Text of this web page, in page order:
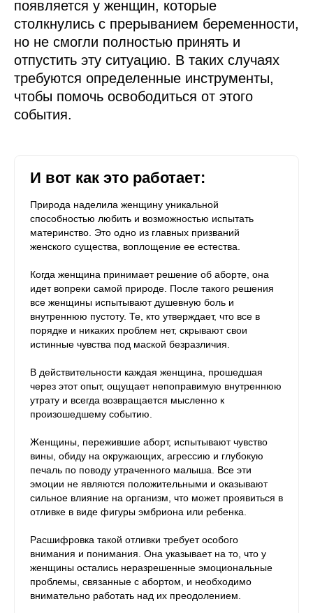
появляется у женщин, которые
столкнулись с прерыванием беременности,
но не смогли полностью принять и
отпустить эту ситуацию. В таких случаях
требуются определенные инструменты,
чтобы помочь освободиться от этого
события.
И вот как это работает:
Природа наделила женщину уникальной
способностью любить и возможностью испытать
материнство. Это одно из главных призваний
женского существа, воплощение ее естества.
Когда женщина принимает решение об аборте, она
идет вопреки самой природе. После такого решения
все женщины испытывают душевную боль и
внутреннюю пустоту. Те, кто утверждает, что все в
порядке и никаких проблем нет, скрывают свои
истинные чувства под маской безразличия.
В действительности каждая женщина, прошедшая
через этот опыт, ощущает непоправимую внутреннюю
утрату и всегда возвращается мысленно к
произошедшему событию.
Женщины, пережившие аборт, испытывают чувство
вины, обиду на окружающих, агрессию и глубокую
печаль по поводу утраченного малыша. Все эти
эмоции не являются положительными и оказывают
сильное влияние на организм, что может проявиться в
отливке в виде фигуры эмбриона или ребенка.
Расшифровка такой отливки требует особого
внимания и понимания. Она указывает на то, что у
женщины остались неразрешенные эмоциональные
проблемы, связанные с абортом, и необходимо
внимательно работать над их преодолением.